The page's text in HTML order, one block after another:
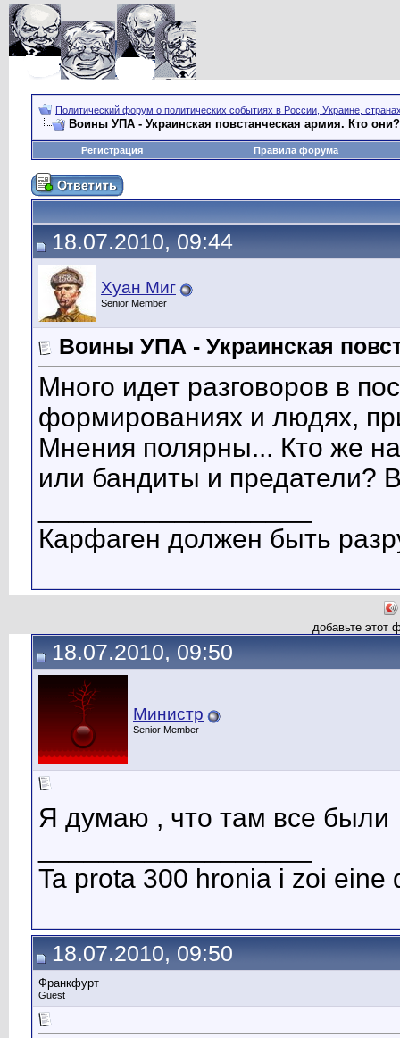
Политический форум о политических событиях в России, Украине,
Воины УПА - Украинская повстанческая армия. Кто они?
Регистрация Правила форума
18.07.2010, 09:44
Хуан Миг
Senior Member
Воины УПА - Украинская
Много идет разговоров в
формированиях и людях,
Мнения полярны... Кто же
или бандиты и предатели?
Карфаген должен быть
добавьте этот
18.07.2010, 09:50
Министр
Senior Member
Я думаю , что там все были
Ta prota 300 hronia i zoi eine
18.07.2010, 09:50
Франкфурт
Guest